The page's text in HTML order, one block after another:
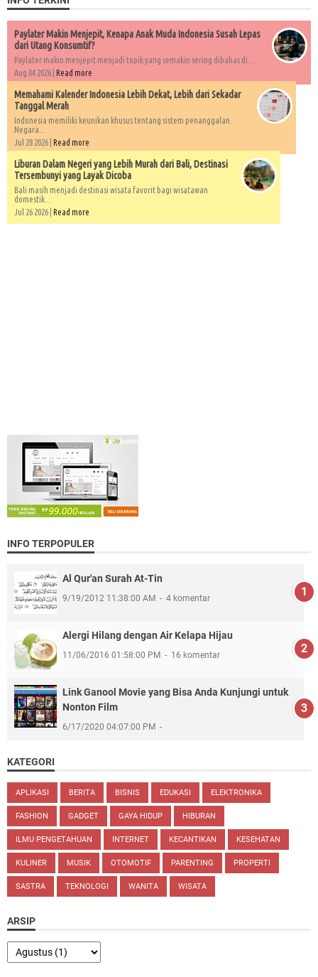
Paylater Makin Menjepit, Kenapa Anak Muda Indonesia Susah Lepas
dari Utang Konsumtif?
Paylater makin menjepit menjadi topik yang semakin sering dibahas di...
Aug 04 2026 | Read more
Memahami Kalender Indonesia Lebih Dekat, Lebih dari Sekadar
Tanggal Merah
Indonesia memiliki keunikan khusus tentang sistem penanggalan.
Negara...
Jul 28 2026 | Read more
Liburan Dalam Negeri yang Lebih Murah dari Bali, Destinasi
Tersembunyi yang Layak Dicoba
Bali masih menjadi destinasi wisata favorit bagi wisatawan
domestik...
Jul 26 2026 | Read more
INFO TERPOPULER
Al Qur'an Surah At-Tin
9/19/2012 11:38:00 AM 4 komentar
Alergi Hilang dengan Air Kelapa Hijau
11/06/2016 01:58:00 PM 16 komentar
Link Ganool Movie yang Bisa Anda Kunjungi untuk
Nonton Film
6/17/2020 04:07:00 PM
KATEGORI
APLIKASI BERITA BISNIS EDUKASI ELEKTRONIKA
FASHION GADGET GAYA HIDUP HIBURAN
ILMU PENGETAHUAN INTERNET KECANTIKAN KESEHATAN
KULINER MUSIK OTOMOTIF PARENTING PROPERTI
SASTRA TEKNOLOGI WANITA WISATA
ARSIP